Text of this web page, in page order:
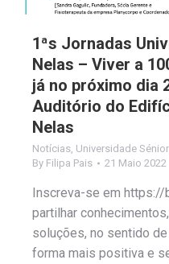
1ªs Jornadas
Nelas – Viver a
já no próximo dia
Auditório do
Nelas
Notícias Universidade Sénior
By Filipa Pais 21 Maio 2022
Inscreva-se em https://
partilhar
soluções, no sentido
forma mais positiva e